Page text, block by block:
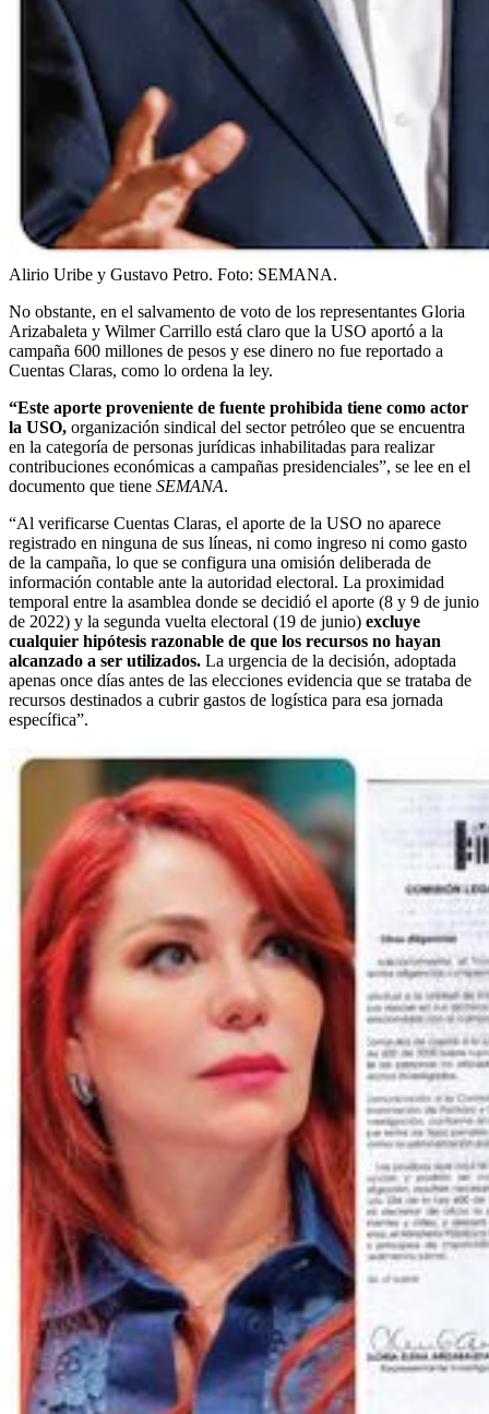
Alirio Uribe y Gustavo Petro. Foto: SEMANA.
No obstante, en el salvamento de voto de los representantes Gloria
Arizabaleta y Wilmer Carrillo está claro que la USO aportó a la
campaña 600 millones de pesos y ese dinero no fue reportado a
Cuentas Claras, como lo ordena la ley.
“Este aporte proveniente de fuente prohibida tiene como actor
la USO, organización sindical del sector petróleo que se encuentra
en la categoría de personas jurídicas inhabilitadas para realizar
contribuciones económicas a campañas presidenciales”, se lee en el
documento que tiene SEMANA.
“Al verificarse Cuentas Claras, el aporte de la USO no aparece
registrado en ninguna de sus líneas, ni como ingreso ni como gasto
de la campaña, lo que se configura una omisión deliberada de
información contable ante la autoridad electoral. La proximidad
temporal entre la asamblea donde se decidió el aporte (8 y 9 de junio
de 2022) y la segunda vuelta electoral (19 de junio) excluye
cualquier hipótesis razonable de que los recursos no hayan
alcanzado a ser utilizados. La urgencia de la decisión, adoptada
apenas once días antes de las elecciones evidencia que se trataba de
recursos destinados a cubrir gastos de logística para esa jornada
específica”.